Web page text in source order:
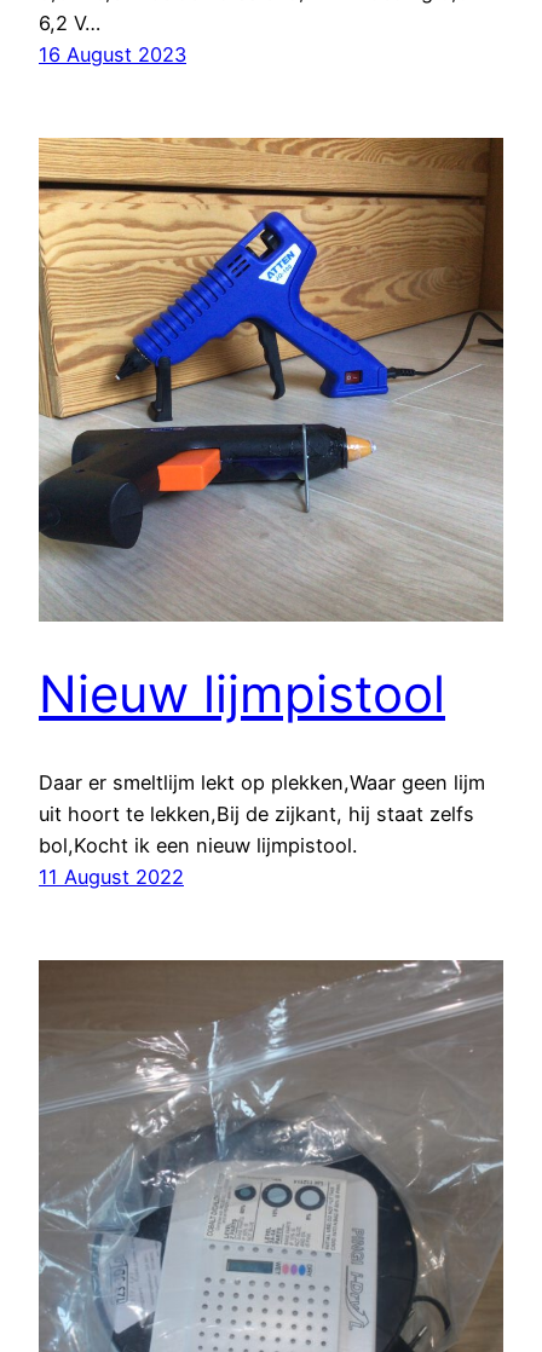
6,2 V…
16 August 2023
Nieuw lijmpistool
Daar er smeltlijm lekt op plekken,Waar geen lijm
uit hoort te lekken,Bij de zijkant, hij staat zelfs
bol,Kocht ik een nieuw lijmpistool.
11 August 2022